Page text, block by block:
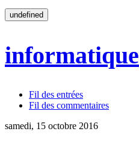
undefined
informatique
Fil des entrées
Fil des commentaires
samedi, 15 octobre 2016